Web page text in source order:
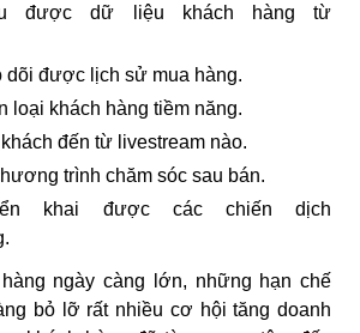
được dữ liệu khách hàng từ
dõi được lịch sử mua hàng.
loại khách hàng tiềm năng.
đến từ livestream nào.
trình chăm sóc sau bán.
khai được các chiến dịch
ngày càng lớn, những hạn chế
bỏ lỡ rất nhiều cơ hội tăng doanh